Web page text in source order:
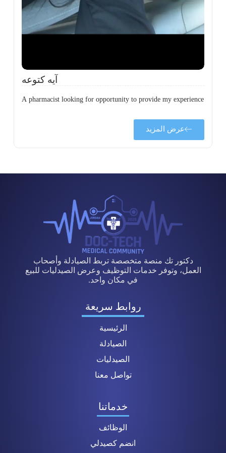
آيه كتوعه
A pharmacist looking for opportunity to provide my experience
عرض المزيد
دكتور تك منصة متخصصة تربط الصيادلة وأصحاب
العمل، وتوفر خدمات التوظيف وعرض الصيدليات للبيع
في مكان واحد.
روابط سريعة
الرئيسية
الصيادلة
الصيدليات
تواصل معنا
خدماتنا
الوظائف
انضم كصيدلي